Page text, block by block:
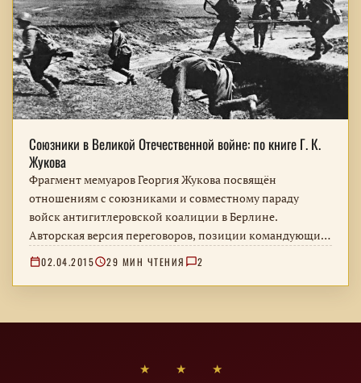
Союзники в Великой Отечественной войне: по книге Г. К.
Жукова
Фрагмент мемуаров Георгия Жукова посвящён
отношениям с союзниками и совместному параду
войск антигитлеровской коалиции в Берлине.
Авторская версия переговоров, позиции командующих
и оценки участника событий.
02.04.2015 29 МИН ЧТЕНИЯ 2
★ ★ ★